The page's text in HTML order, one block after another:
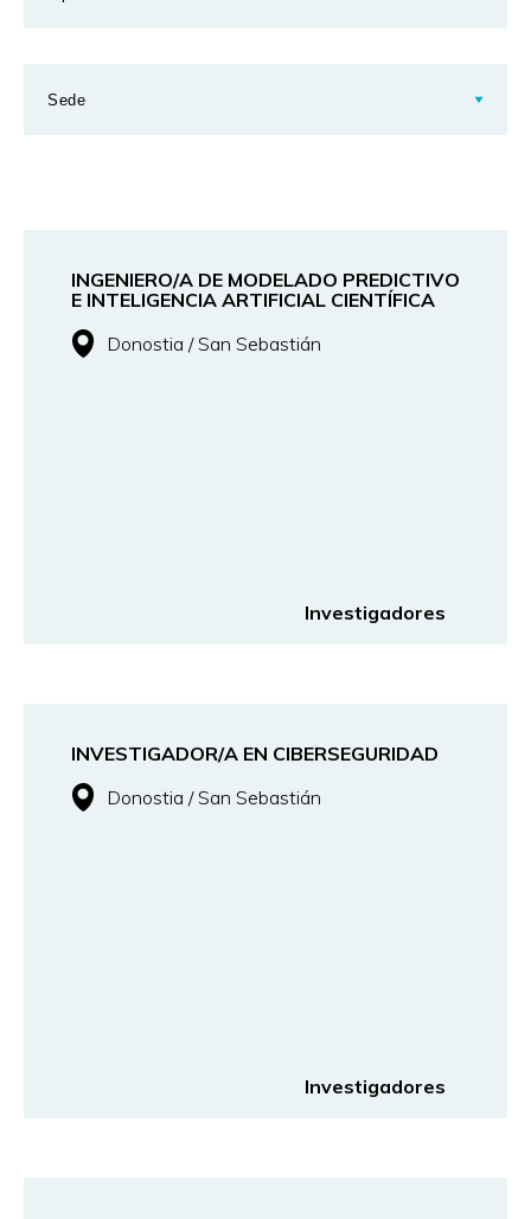
INGENIERO/A DE MODELADO PREDICTIVO
E INTELIGENCIA ARTIFICIAL CIENTÍFICA
Donostia / San Sebastián
Investigadores
INVESTIGADOR/A EN CIBERSEGURIDAD
Donostia / San Sebastián
Investigadores